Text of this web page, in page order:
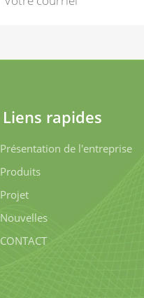
Liens rapides
Présentation de l'entreprise
Produits
Projet
Nouvelles
CONTACT